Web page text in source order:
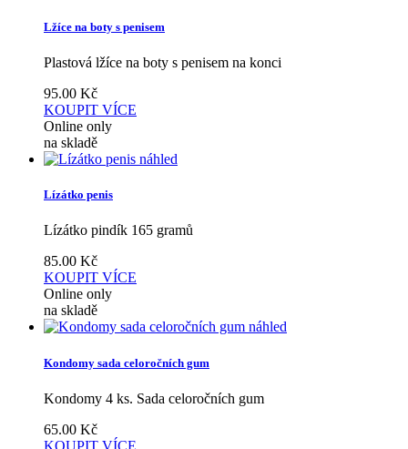
Lžíce na boty s penisem
Plastová lžíce na boty s penisem na konci
95.00 Kč
KOUPIT VÍCE
Online only
na skladě
náhled
Lízátko penis
Lízátko pindík 165 gramů
85.00 Kč
KOUPIT VÍCE
Online only
na skladě
náhled
Kondomy sada celoročních gum
Kondomy 4 ks. Sada celoročních gum
65.00 Kč
KOUPIT VÍCE